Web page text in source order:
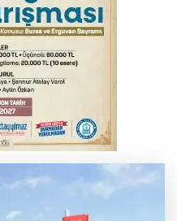
maçı
kontrolünden geçti
Bursa’da